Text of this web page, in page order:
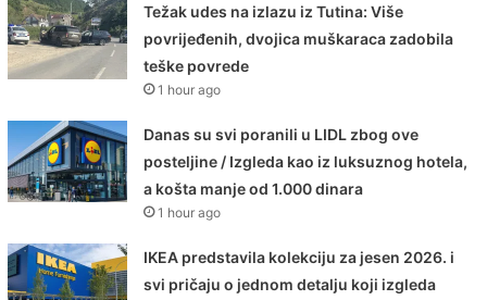
Težak udes na izlazu iz Tutina: Više
povrijeđenih, dvojica muškaraca zadobila
teške povrede
1 hour ago
Danas su svi poranili u LIDL zbog ove
posteljine / Izgleda kao iz luksuznog hotela,
a košta manje od 1.000 dinara
1 hour ago
IKEA predstavila kolekciju za jesen 2026. i
svi pričaju o jednom detalju koji izgleda